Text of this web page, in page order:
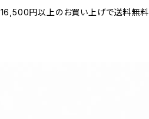
16,500円以上のお買い上げで送料無料